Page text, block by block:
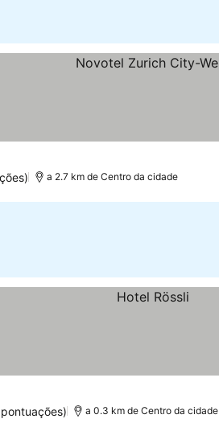
a 2.7 km de Centro da cidade
a 0.3 km de Centro da cidade